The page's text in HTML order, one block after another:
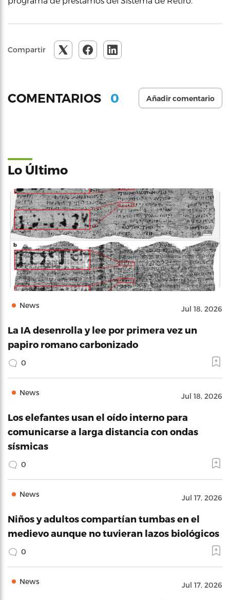
Compartir
COMENTARIOS 0 Añadir comentario
Lo Último
News Jul 18, 2026
La IA desenrolla y lee por primera vez un
papiro romano carbonizado
0
News Jul 18, 2026
Los elefantes usan el oído interno para
comunicarse a larga distancia con ondas
sísmicas
0
News Jul 17, 2026
Niños y adultos compartían tumbas en el
medievo aunque no tuvieran lazos biológicos
0
News Jul 17, 2026